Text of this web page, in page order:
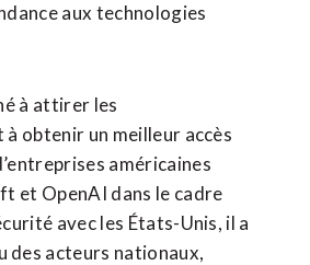
aux technologies
à attirer les
obtenir un meilleur accès
américaines
et OpenAI dans le cadre
avec les États-Unis, il a
des acteurs nationaux,